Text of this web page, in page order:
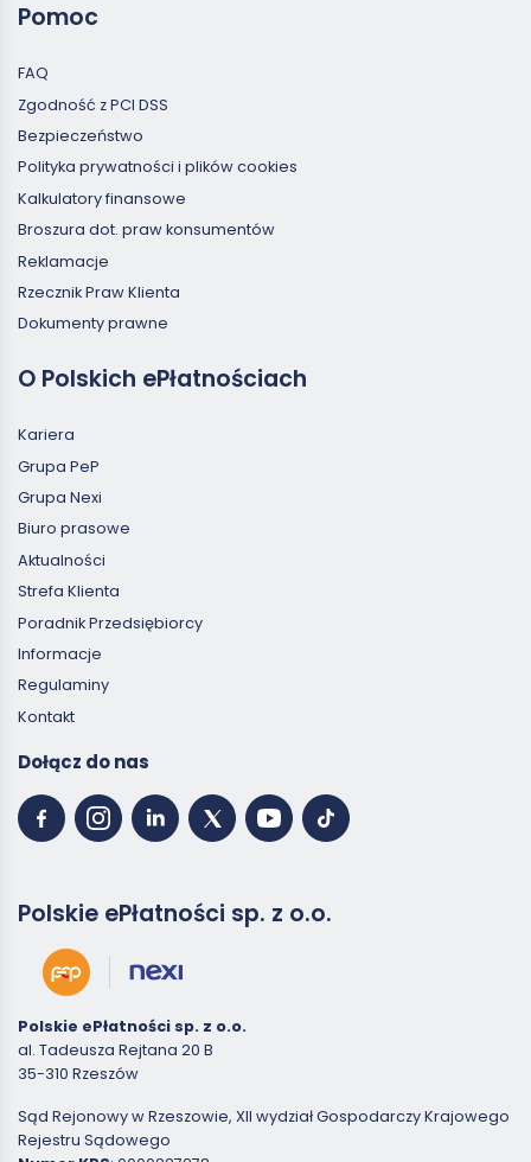
Pomoc
FAQ
Zgodność z PCI DSS
Bezpieczeństwo
Polityka prywatności i plików cookies
Kalkulatory finansowe
Broszura dot. praw konsumentów
Reklamacje
Rzecznik Praw Klienta
Dokumenty prawne
O Polskich ePłatnościach
Kariera
Grupa PeP
Grupa Nexi
Biuro prasowe
Aktualności
Strefa Klienta
Poradnik Przedsiębiorcy
Informacje
Regulaminy
Kontakt
Dołącz do nas
Polskie ePłatności sp. z o.o.
Polskie ePłatności sp. z o.o.
al. Tadeusza Rejtana 20 B
35-310 Rzeszów
Sąd Rejonowy w Rzeszowie, XII wydział Gospodarczy Krajowego
Rejestru Sądowego